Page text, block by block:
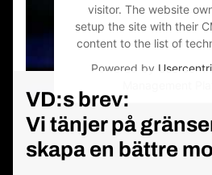
visitor. The website
setup the site with their
content to the list of
Powered by
VD:s brev:
Vi tänjer på
skapa en bättre